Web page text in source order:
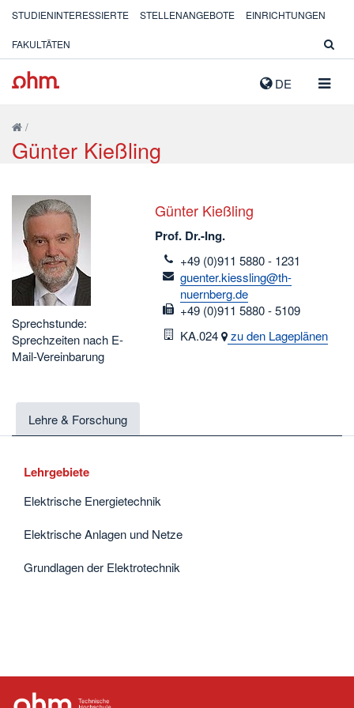
DE
STUDIENINTERESSIERTE STELLENANGEBOTE EINRICHTUNGEN
FAKULTÄTEN
/
Günter Kießling
Sprechstunde:
Sprechzeiten nach E-
Mail-Vereinbarung
Günter Kießling
Prof. Dr.-Ing.
telefon
+49 (0)911 5880 - 1231
email
guenter.kiessling@th-
nuernberg.de
fax
+49 (0)911 5880 - 5109
Raum
KA.024 zu den Lageplänen
Lehre & Forschung
Lehrgebiete
Elektrische Energietechnik
Elektrische Anlagen und Netze
Grundlagen der Elektrotechnik